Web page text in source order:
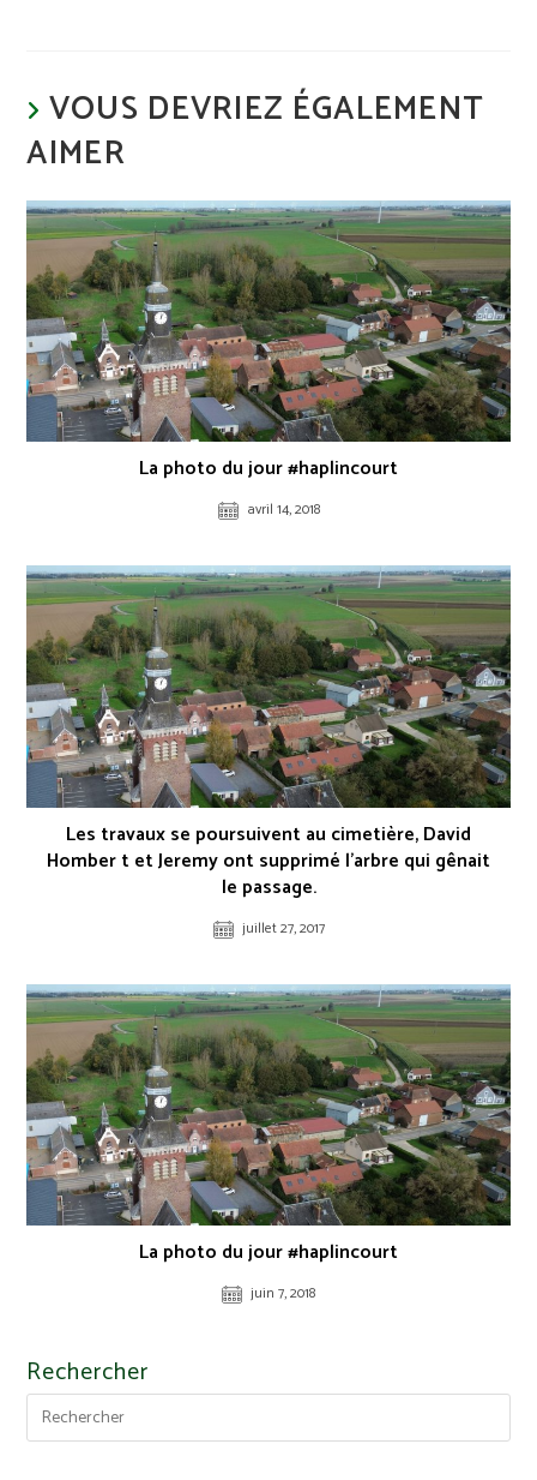
VOUS DEVRIEZ ÉGALEMENT
AIMER
La photo du jour #haplincourt
avril 14, 2018
Les travaux se poursuivent au cimetière, David
Homber t et Jeremy ont supprimé l’arbre qui gênait
le passage.
juillet 27, 2017
La photo du jour #haplincourt
juin 7, 2018
Rechercher